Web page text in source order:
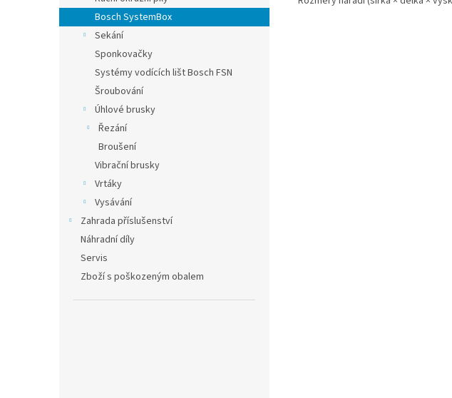
Bosch SystemBox
Sekání
Sponkovačky
Systémy vodících lišt Bosch FSN
Šroubování
Úhlové brusky
Řezání
Broušení
Vibrační brusky
Vrtáky
Vysávání
Zahrada příslušenství
Náhradní díly
Servis
Zboží s poškozeným obalem